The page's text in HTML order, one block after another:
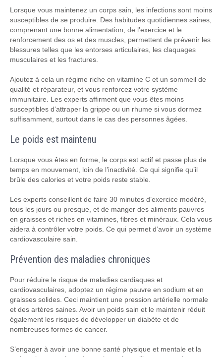
Lorsque vous maintenez un corps sain, les infections sont moins
susceptibles de se produire. Des habitudes quotidiennes saines,
comprenant une bonne alimentation, de l’exercice et le
renforcement des os et des muscles, permettent de prévenir les
blessures telles que les entorses articulaires, les claquages
musculaires et les fractures.
Ajoutez à cela un régime riche en vitamine C et un sommeil de
qualité et réparateur, et vous renforcez votre système
immunitaire. Les experts affirment que vous êtes moins
susceptibles d’attraper la grippe ou un rhume si vous dormez
suffisamment, surtout dans le cas des personnes âgées.
Le poids est maintenu
Lorsque vous êtes en forme, le corps est actif et passe plus de
temps en mouvement, loin de l’inactivité. Ce qui signifie qu’il
brûle des calories et votre poids reste stable.
Les experts conseillent de faire 30 minutes d’exercice modéré,
tous les jours ou presque, et de manger des aliments pauvres
en graisses et riches en vitamines, fibres et minéraux. Cela vous
aidera à contrôler votre poids. Ce qui permet d’avoir un système
cardiovasculaire sain.
Prévention des maladies chroniques
Pour réduire le risque de maladies cardiaques et
cardiovasculaires, adoptez un régime pauvre en sodium et en
graisses solides. Ceci maintient une pression artérielle normale
et des artères saines. Avoir un poids sain et le maintenir réduit
également les risques de développer un diabète et de
nombreuses formes de cancer.
S’engager à avoir une bonne santé physique et mentale et la